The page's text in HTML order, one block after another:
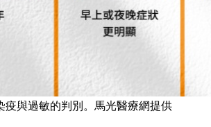
疫與過敏的判別。馬光醫療網提供